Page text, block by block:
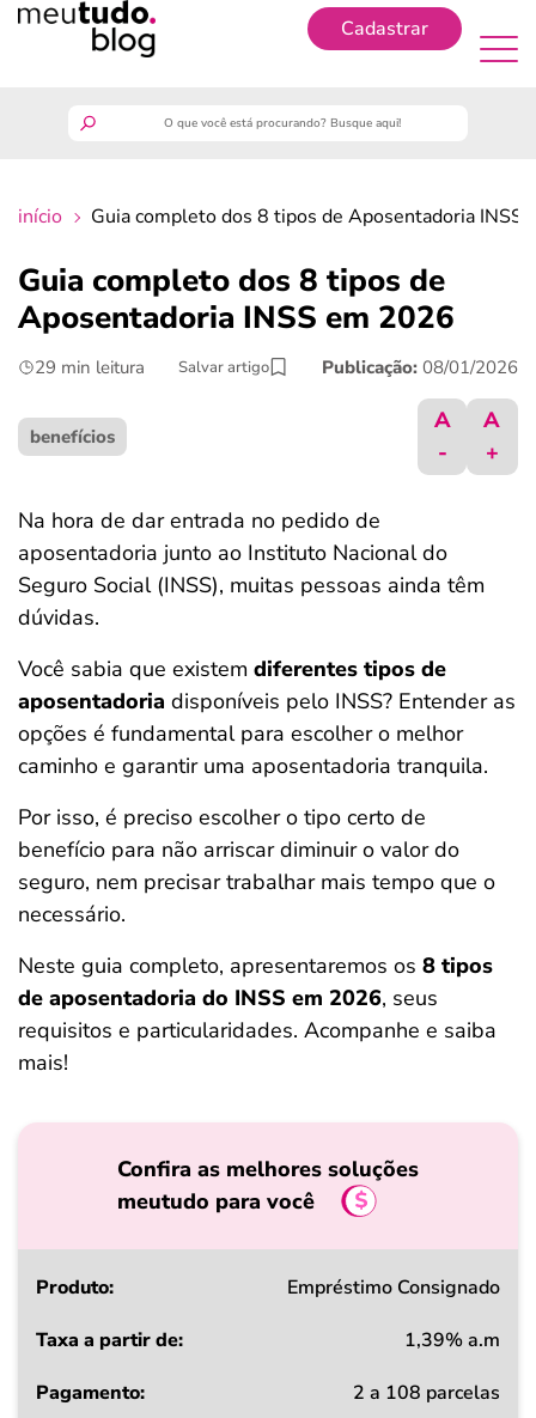
Cadastrar
finanças
benefícios
crédito fácil
ferramentas
início Guia completo dos 8 tipos de Aposentadoria INSS
Guia completo dos 8 tipos de
Aposentadoria INSS em 2026
29 min leitura Salvar artigo Publicação: 08/01/2026
benefícios
A
-
A
+
Na hora de dar entrada no pedido de
aposentadoria junto ao Instituto Nacional do
Seguro Social (INSS), muitas pessoas ainda têm
dúvidas.
Você sabia que existem diferentes tipos de
aposentadoria disponíveis pelo INSS? Entender as
opções é fundamental para escolher o melhor
caminho e garantir uma aposentadoria tranquila.
Por isso, é preciso escolher o tipo certo de
benefício para não arriscar diminuir o valor do
seguro, nem precisar trabalhar mais tempo que o
necessário.
Neste guia completo, apresentaremos os 8 tipos
de aposentadoria do INSS em 2026, seus
requisitos e particularidades. Acompanhe e saiba
mais!
Confira as melhores soluções
meutudo para você
Produto
a
Empréstimo Consignado
1,39% a.m
2 a 108 parcelas